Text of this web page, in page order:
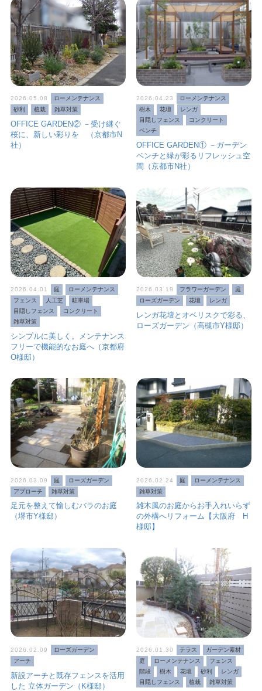
OFFICE GARDEN② －受け継ぐ
桜に、新しい彩りを （京都市N
社）
2026.05.08
ローメンテナンス
砂利
植栽 雑草対策
OFFICE GARDEN① －ガーデン
ベンチと緑が彩るリフレッシュ空
間（京都市N社）
2026.04.23
ローメンテナンス
樹木
花壇
レンガ
目隠しフェンス
コンクリート
ベンチ
シンプルに美しく。メンテナンス
フリーで機能的なお庭へ（京都府
O様邸）
2026.04.01 庭
ローメンテナンス
フェンス
人工芝
駐車場
目隠しフェンス
コンクリート
雑草対策
レンガ花壇とオベリスクで彩る、
ローズガーデン（高槻市Y様邸）
2026.03.19 フラワーガーデン
庭
ローズガーデン
花壇 レンガ
足元を整えて愉しむバラのお庭
（堺市Y様邸）
2026.03.09 庭
ローズガーデン
アプローチ
雑草対策
雑木風のお庭からお手入れいらず
の外構へリフォーム【大阪府 H
様邸】
2026.02.24 庭
ローメンテナンス
雑草対策
新設アーチと既存フェンスを活用
した 立体ガーデン（K様邸）
2026.02.09
ローズガーデン
アーチ
2026.01.30 テラス
ガーデン素材
庭
ローメンテナンス
フェンス
階段
樹木 花壇 砂利
レンガ
目隠しフェンス
植栽 雑草対策